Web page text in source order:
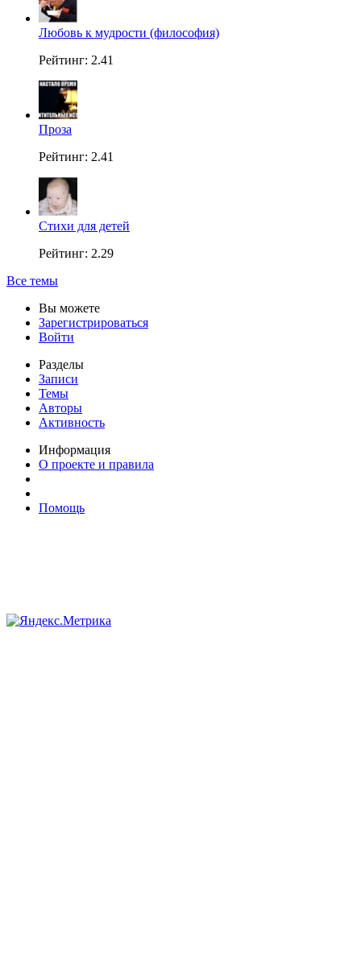
Любовь к мудрости (философия)
Рейтинг: 2.41
Проза
Рейтинг: 2.41
Стихи для детей
Рейтинг: 2.29
Все темы
Вы можете
Зарегистрироваться
Войти
Разделы
Записи
Темы
Авторы
Активность
Информация
О проекте и правила
Помощь